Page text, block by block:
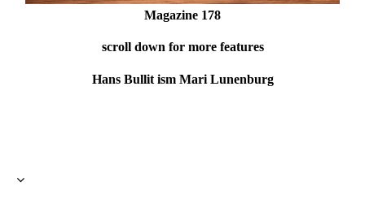
Magazine 178
scroll down for more features
Hans Bullit ism Mari Lunenburg